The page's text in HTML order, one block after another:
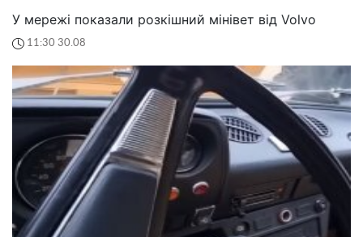
У мережі показали розкішний мінівет від Volvo
11:30 30.08